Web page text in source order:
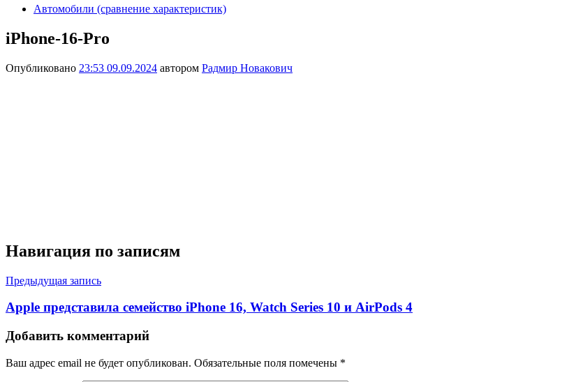
Автомобили (сравнение характеристик)
iPhone-16-Pro
Опубликовано 23:53 09.09.2024 автором Радмир Новакович
Навигация по записям
Предыдущая запись
Apple представила семейство iPhone 16, Watch Series 10 и AirPods 4
Добавить комментарий
Ваш адрес email не будет опубликован. Обязательные поля помечены *